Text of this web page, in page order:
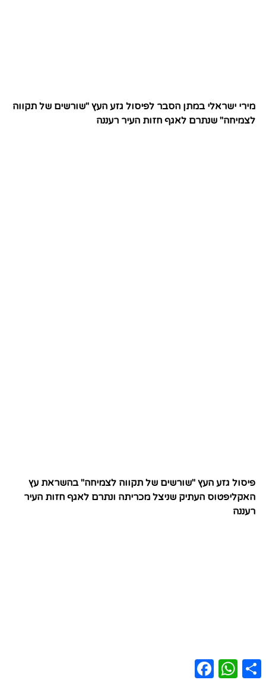
מירי ישראלי במתן הסבר לפיסול גזע העץ "שורשים של תקווה
לצמיחה" שנתרם לאגף חזות העיר רעננה
פיסול גזע העץ "שורשים של תקווה לצמיחה" בהשראת עץ
האקליפטוס העתיק שניצל מכריתה ונתרם לאגף חזות העיר
רעננה
FacebookWhatsAppShare